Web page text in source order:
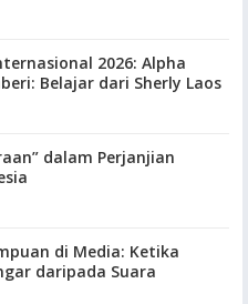
2026: Alpha
Belajar dari Sherly Laos
dalam Perjanjian
di Media: Ketika
daripada Suara